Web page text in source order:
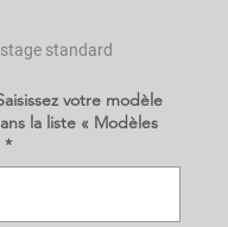
standard
votre modèle
la liste « Modèles
*